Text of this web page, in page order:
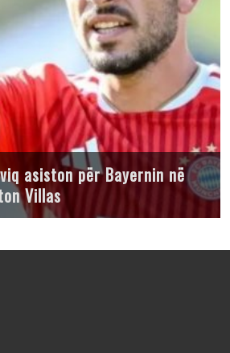
asiston për Bayernin në
Villas